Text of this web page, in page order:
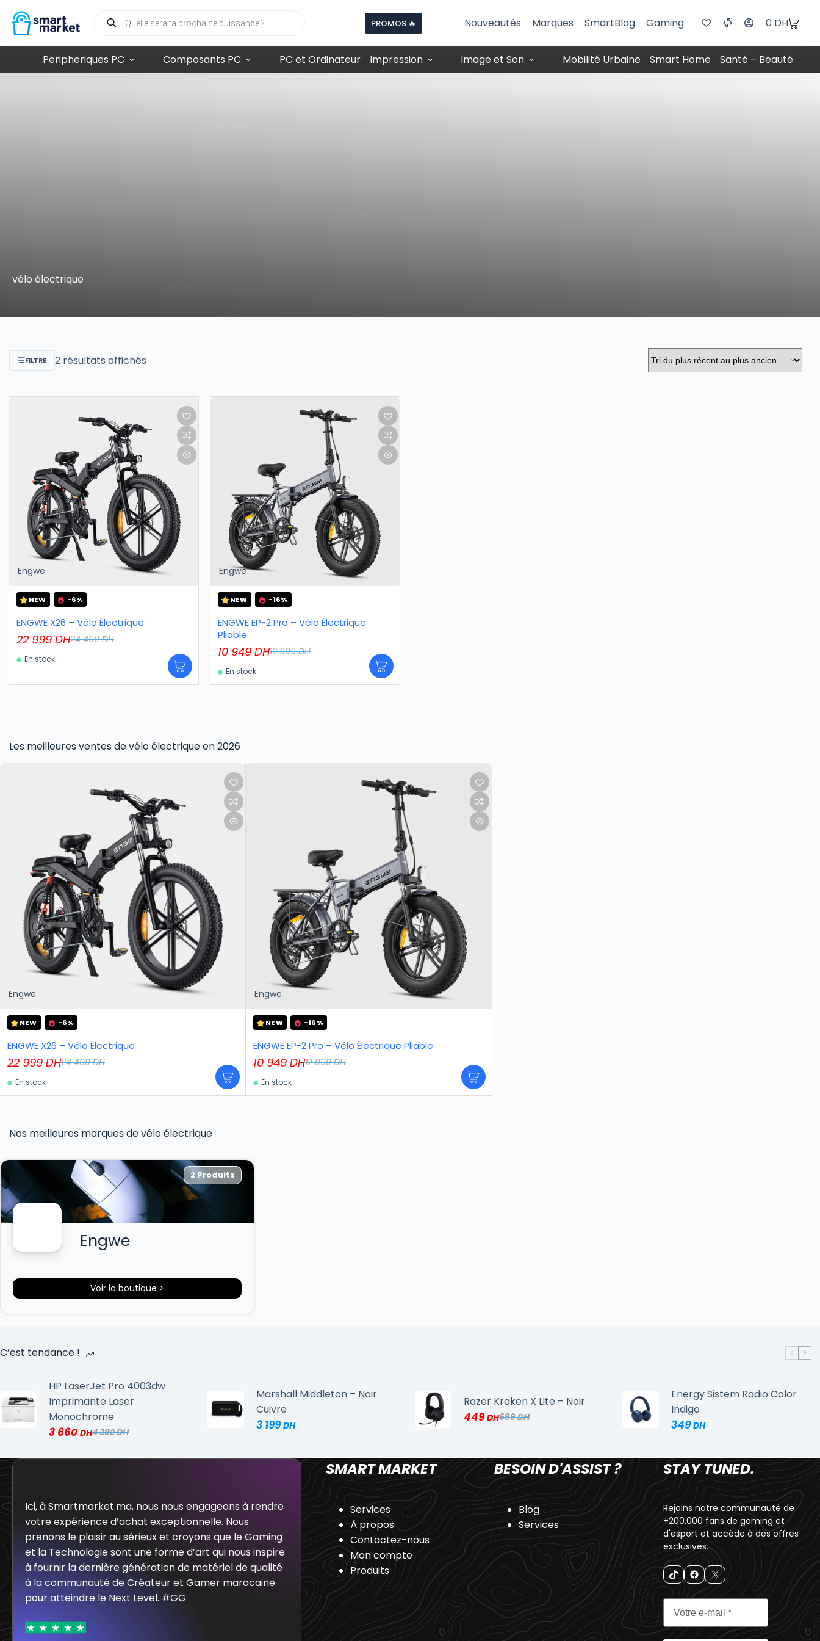
PROMOS 🔥 Nouveautés Marques SmartBlog Gaming 0 DH
Peripheriques PC Composants PC PC et Ordinateur Impression Image et Son Mobilité Urbaine Smart Home Santé – Beauté
vélo électrique
FILTRE 2 résultats affichés
Engwe
NEW -6%
ENGWE X26 – Vélo Électrique
24 499DH
22 999 DH
En stock
Engwe
NEW -16%
ENGWE EP-2 Pro – Vélo Électrique
Pliable
12 999DH
10 949 DH
En stock
Les meilleures ventes de vélo électrique en 2026
Engwe
NEW -6%
ENGWE X26 – Vélo Électrique
24 499DH
22 999 DH
En stock
Engwe
NEW -16%
ENGWE EP-2 Pro – Vélo Électrique Pliable
12 999DH
10 949DH
En stock
Nos meilleures marques de vélo électrique
2 Produits
Engwe
Voir la boutique >
C’est tendance !
HP LaserJet Pro 4003dw
Imprimante Laser
Monochrome
4 392
3 660
Marshall Middleton – Noir
Cuivre
3 199
Razer Kraken X Lite – Noir
699
449
Energy Sistem Radio Color
Indigo
349
Ici, à Smartmarket.ma, nous nous engageons à rendre
votre expérience d’achat exceptionnelle. Nous
prenons le plaisir au sérieux et croyons que le Gaming
et la Technologie sont une forme d’art qui nous inspire
à fournir la dernière génération de matériel de qualité
à la communauté de Créateur et Gamer marocaine
pour atteindre le Next Level. #GG
SMART MARKET
Services
À propos
Contactez-nous
Mon compte
Produits
BESOIN D'ASSIST ?
Blog
Services
STAY TUNED.
Rejoins notre communauté de
+200.000 fans de gaming et
d'esport et accède à des offres
exclusives.